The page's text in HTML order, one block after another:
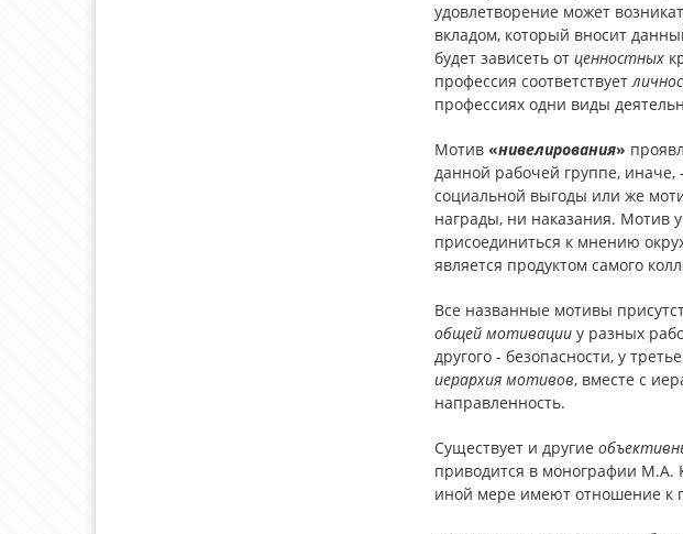
удовлетворение может
вкладом, который вносит
будет зависеть от ценностных
профессия соответствует
профессиях одни виды
Мотив«нивелирования»
данной рабочей группе,
социальной выгоды или же
награды, ни наказания. Мотив
присоединиться к мнению
является продуктом самого
Все названные мотивы
общей мотивацииу разных
другого - безопасности, у
иерархия мотивов, вместе с
направленность.
Существует и другие
приводится в монографии М.А.
иной мере имеют отношение к